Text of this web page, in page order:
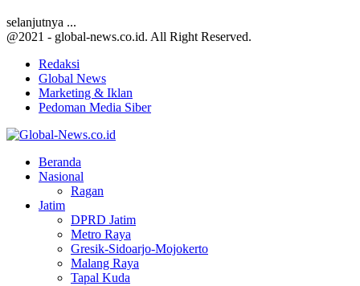
selanjutnya ...
@2021 - global-news.co.id. All Right Reserved.
Redaksi
Global News
Marketing & Iklan
Pedoman Media Siber
Beranda
Nasional
Ragan
Jatim
DPRD Jatim
Metro Raya
Gresik-Sidoarjo-Mojokerto
Malang Raya
Tapal Kuda